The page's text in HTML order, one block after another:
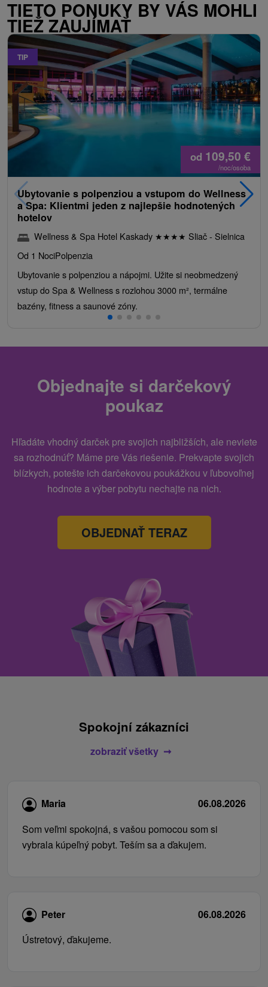
TIETO PONUKY BY VÁS MOHLI
TIEŽ ZAUJÍMAŤ
TIP
od 109,50 €
/noc/osoba
Ubytovanie s polpenziou a vstupom do Wellness
a Spa: Klientmi jeden z najlepšie hodnotených
hotelov
Wellness & Spa Hotel Kaskady ★★★★ Sliač - Sielnica
Od 1 NociPolpenzia
Ubytovanie s polpenziou a nápojmi. Užite si neobmedzený
vstup do Spa & Wellness s rozlohou 3000 m², termálne
bazény, fitness a saunové zóny.
Objednajte si darčekový
poukaz
Hľadáte vhodný darček pre svojich najbližších, ale neviete
sa rozhodnúť? Máme pre Vás riešenie. Prekvapte svojich
blízkych, potešte ich darčekovou poukážkou v ľubovoľnej
hodnote a výber pobytu nechajte na nich.
OBJEDNAŤ TERAZ
Spokojní zákazníci
zobraziť všetky
Maria
06.08.2026
Som veľmi spokojná, s vašou pomocou som si
vybrala kúpeľný pobyt. Teším sa a ďakujem.
Peter
06.08.2026
Ústretový, ďakujeme.